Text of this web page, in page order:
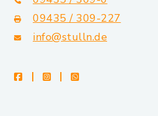
09435 / 309-227
info@stulln.de
facebookinstagramwhatsapp